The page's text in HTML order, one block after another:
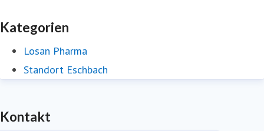
Kategorien
Losan Pharma
Standort Eschbach
Kontakt